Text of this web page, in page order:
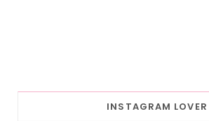
INSTAGRAM LOVER